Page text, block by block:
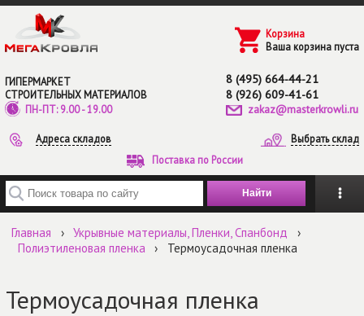
Перейти к основному содержанию
ГИПЕРМАРКЕТ
СТРОИТЕЛЬНЫХ МАТЕРИАЛОВ
ПН-ПТ: 9.00 - 19.00
8 (495) 664-44-21
8 (926) 609-41-61
zakaz@masterkrowli.ru
Адреса складов
Выбрать склад
Поставка по России
Корзина
Ваша корзина пуста
Введите ключевые слова для поиска
Главная › Укрывные материалы, Пленки, Спанбонд
›
Полиэтиленовая пленка
› Термоусадочная пленка
Термоусадочная пленка